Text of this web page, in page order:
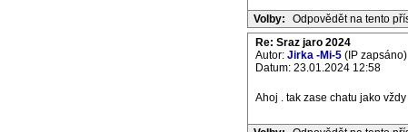
Volby: Odpovědět na tento
Re: Sraz jaro 2024
Autor: Jirka -Mi-5 (IP zapsáno)
Datum: 23.01.2024 12:58
Ahoj . tak zase chatu jako